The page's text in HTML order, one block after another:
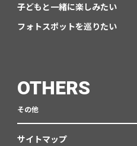
子どもと一緒に楽しみたい
フォトスポットを巡りたい
OTHERS
その他
サイトマップ